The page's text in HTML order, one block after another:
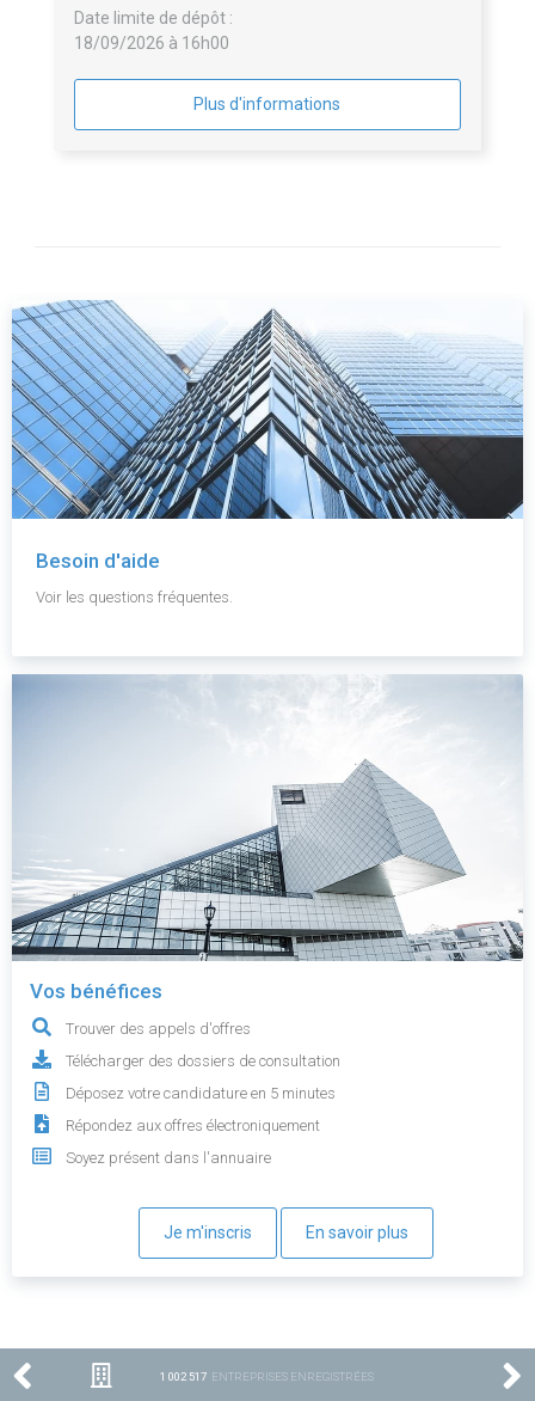
Date limite de dépôt :
18/09/2026 à 16h00
Plus d'informations
Besoin d'aide
Voir les questions fréquentes.
Vos bénéfices
Trouver des appels d'offres
Télécharger des dossiers de consultation
Déposez votre candidature en 5 minutes
Répondez aux offres électroniquement
Soyez présent dans l'annuaire
Je m'inscris En savoir plus
1 002 517 ENTREPRISES ENREGISTRÉES